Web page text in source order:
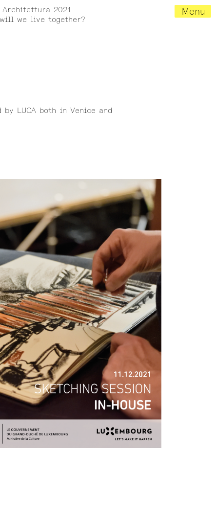
Architettura 2021
we live together?
Menu
LUCA both in Venice and